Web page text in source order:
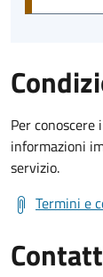
Per
informazioni
servizio.
Termini e